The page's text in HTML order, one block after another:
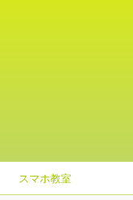
スマホ教室